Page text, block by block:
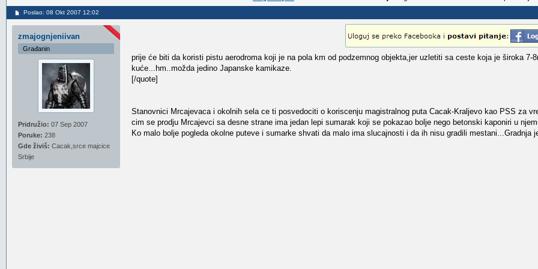
Poslao: 08 Okt 2007 12:02
zmajognjeniivan
Građanin
Pridružio: 07 Sep 2007
Poruke: 238
Gde živiš: Cacak,srce majcice
Srbije
prije će biti da koristi pistu aerodroma koji je na pola km od podzemnog objekta,jer uzletiti sa ceste koja je široka 7-
kuće...hm..možda jedino Japanske kamikaze.
[/quote]
Stanovnici Mrcajevaca i okolnih sela ce ti posvedociti o koriscenju magistralnog puta Cacak-Kraljevo kao PSS za
cim se prodju Mrcajevci sa desne strane ima jedan lepi sumarak koji se pokazao bolje nego betonski kaponiri u
Ko malo bolje pogleda okolne puteve i sumarke shvati da malo ima slucajnosti i da ih nisu gradili mestani...Gradnja